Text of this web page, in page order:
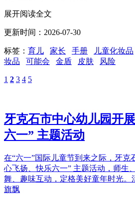
展开阅读全文
更新时间：2026-07-30
标签： 育儿 家长 手册 儿童化妆品
妆品
可能会 金盾 皮肤 风险
1 2 3 4 5
牙克石市中心幼儿园开
六一” 主题活动
在“六一”国际儿童节到来之际，牙克
心飞扬、快乐六一” 主题活动，师生
舞、趣味互动，定格美好童年时光。
旗飘